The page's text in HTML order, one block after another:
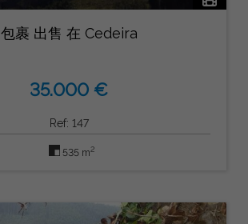
包裹 出售 在 Cedeira
35.000 €
Ref: 147
535 m2